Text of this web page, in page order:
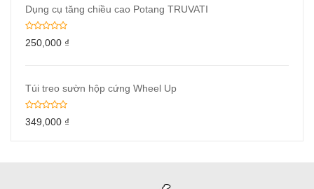
Dụng cụ tăng chiều cao Potang TRUVATI
250,000 ₫
Túi treo sườn hộp cứng Wheel Up
349,000 ₫